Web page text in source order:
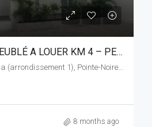
LGC-055 –DUPLEX MEUBLÉ A LOUER KM 4 – PEMBA
KM4, Pointe-Noire, Lumumba (arrondissement 1), Pointe-Noire (commune), Pointe-Noire (département), Congo-Brazzaville
8 months ago